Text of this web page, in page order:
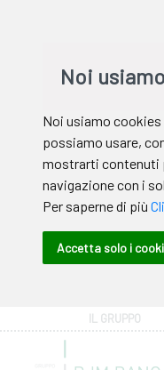
IL GRUPPO